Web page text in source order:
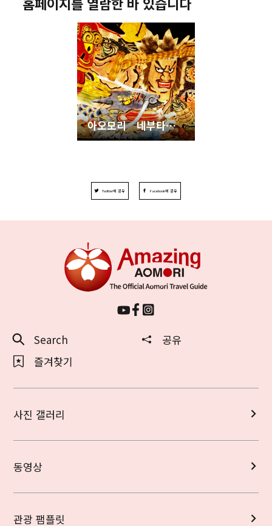
아오모리 네부타축제
Twitter에 공유 Facebook에 공유
Search
공유
즐겨찾기
사진 갤러리
동영상
관광 팸플릿